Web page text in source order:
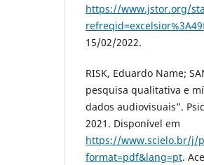
https://www.jstor.org/
15/02/2022.
RISK, Eduardo Name;
pesquisa qualitativa e
dados audiovisuais”.
2021. Disponível em
https://www.scielo.br/j/
format=pdf&lang=pt.